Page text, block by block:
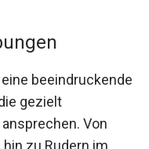
beeindruckende
gezielt
Von
zu Rudern im